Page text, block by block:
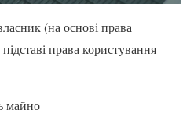
(на основі права
права користування
майно